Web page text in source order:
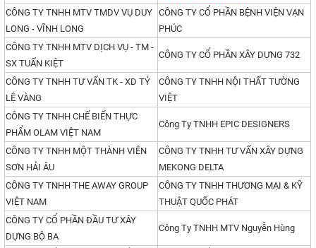
CÔNG TY TNHH MTV TMDV VỤ DUY
LONG - VĨNH LONG
CÔNG TY CỔ PHẦN BỆNH VIỆN VẠN
PHÚC
CÔNG TY TNHH MTV DỊCH VỤ - TM -
SX TUẤN KIỆT
CÔNG TY CỔ PHẦN XÂY DỰNG 732
CÔNG TY TNHH TƯ VẤN TK - XD TỶ
LỆ VÀNG
CÔNG TY TNHH NỘI THẤT TƯỜNG
VIỆT
CÔNG TY TNHH CHẾ BIẾN THỰC
PHẨM OLAM VIỆT NAM
Công Ty TNHH EPIC DESIGNERS
CÔNG TY TNHH MỘT THÀNH VIÊN
SƠN HẢI ÂU
CÔNG TY TNHH TƯ VẤN XÂY DỰNG
MEKONG DELTA
CÔNG TY TNHH THE AWAY GROUP
VIỆT NAM
CÔNG TY TNHH THƯƠNG MẠI & KỸ
THUẬT QUỐC PHÁT
CÔNG TY CỔ PHẦN ĐẦU TƯ XÂY
DỰNG BỘ BA
Công Ty TNHH MTV Nguyễn Hùng